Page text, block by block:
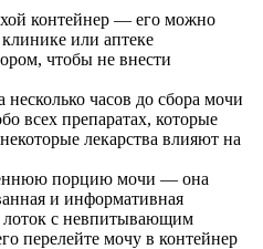
контейнер — его можно
или аптеке
чтобы не внести
часов до сбора мочи
всех препаратах, которые
лекарства влияют на
порцию мочи — она
и информативная
лоток с невпитывающим
перелейте мочу в контейнер